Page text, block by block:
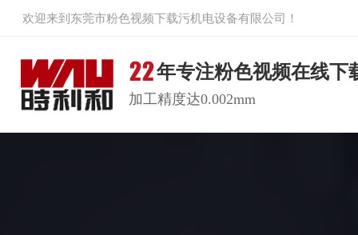
欢迎来到东莞市粉色视频下载污机电设备有限公司！
年专注粉色视频在线下
加工精度达0.002mm